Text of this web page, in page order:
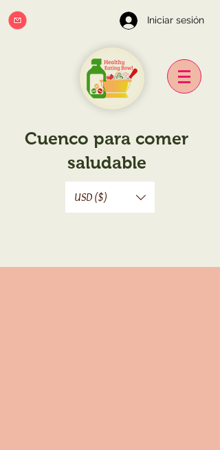
Iniciar sesión
Cuenco para comer
saludable
USD ($)